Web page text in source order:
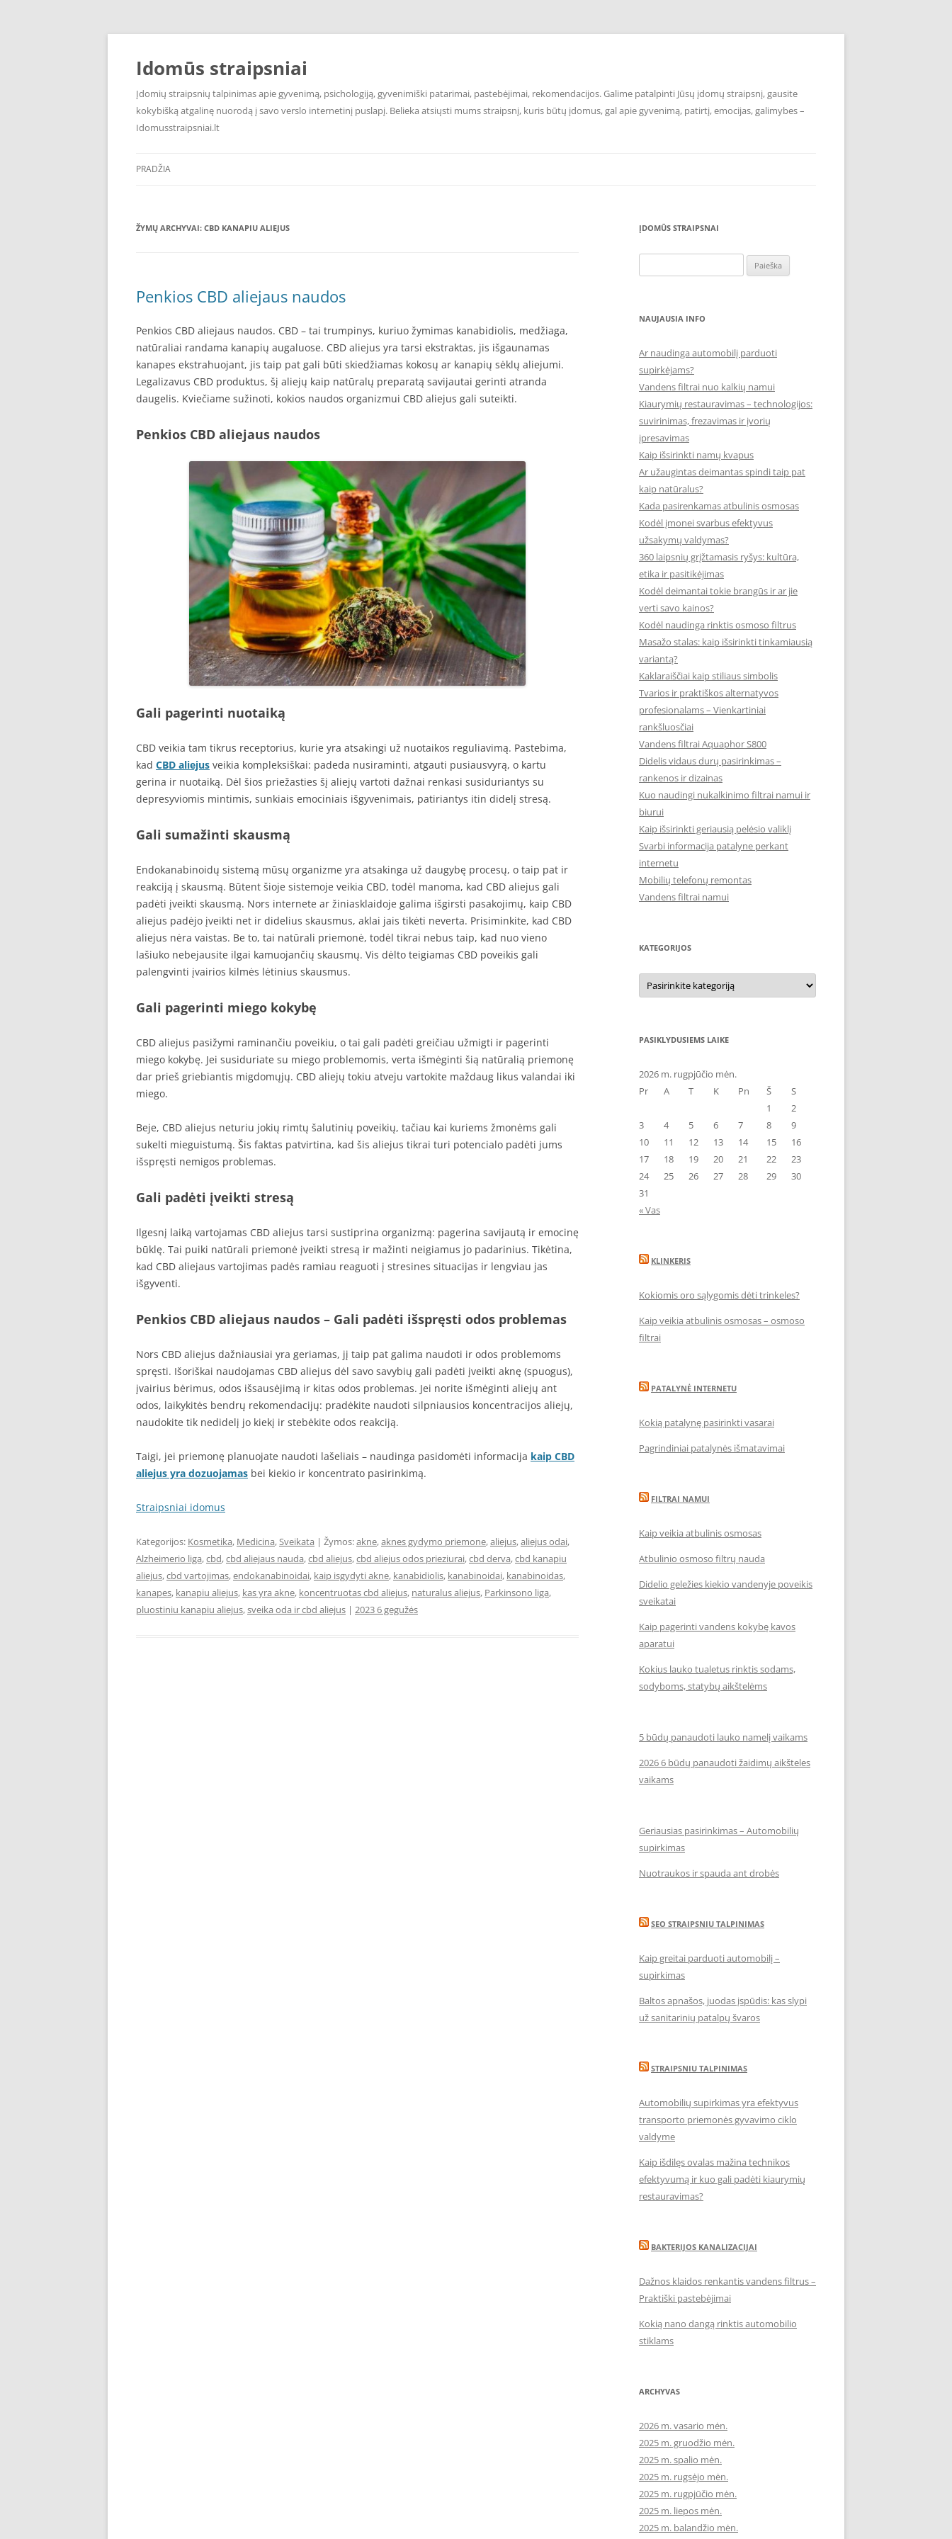
Pereiti
turinio
Idomūs straipsniai
Įdomių straipsnių talpinimas apie gyvenimą, psichologiją, gyvenimiški patarimai, pastebėjimai, rekomendacijos. Galime patalpinti Jūsų įdomų straipsnį, gausite
kokybišką atgalinę nuorodą į savo verslo internetinį puslapį. Belieka atsiųsti mums straipsnį, kuris būtų įdomus, gal apie gyvenimą, patirtį, emocijas, galimybes –
Idomusstraipsniai.lt
PRADŽIA
ŽYMŲ ARCHYVAI: CBD KANAPIU ALIEJUS
Penkios CBD aliejaus naudos
Penkios CBD aliejaus naudos. CBD – tai trumpinys, kuriuo žymimas kanabidiolis, medžiaga,
natūraliai randama kanapių augaluose. CBD aliejus yra tarsi ekstraktas, jis išgaunamas
kanapes ekstrahuojant, jis taip pat gali būti skiedžiamas kokosų ar kanapių sėklų aliejumi.
Legalizavus CBD produktus, šį aliejų kaip natūralų preparatą savijautai gerinti atranda
daugelis. Kviečiame sužinoti, kokios naudos organizmui CBD aliejus gali suteikti.
Penkios CBD aliejaus naudos
Gali pagerinti nuotaiką
CBD veikia tam tikrus receptorius, kurie yra atsakingi už nuotaikos reguliavimą. Pastebima,
kad CBD aliejus veikia kompleksiškai: padeda nusiraminti, atgauti pusiausvyrą, o kartu
gerina ir nuotaiką. Dėl šios priežasties šį aliejų vartoti dažnai renkasi susiduriantys su
depresyviomis mintimis, sunkiais emociniais išgyvenimais, patiriantys itin didelį stresą.
Gali sumažinti skausmą
Endokanabinoidų sistemą mūsų organizme yra atsakinga už daugybę procesų, o taip pat ir
reakciją į skausmą. Būtent šioje sistemoje veikia CBD, todėl manoma, kad CBD aliejus gali
padėti įveikti skausmą. Nors internete ar žiniasklaidoje galima išgirsti pasakojimų, kaip CBD
aliejus padėjo įveikti net ir didelius skausmus, aklai jais tikėti neverta. Prisiminkite, kad CBD
aliejus nėra vaistas. Be to, tai natūrali priemonė, todėl tikrai nebus taip, kad nuo vieno
lašiuko nebejausite ilgai kamuojančių skausmų. Vis dėlto teigiamas CBD poveikis gali
palengvinti įvairios kilmės lėtinius skausmus.
Gali pagerinti miego kokybę
CBD aliejus pasižymi raminančiu poveikiu, o tai gali padėti greičiau užmigti ir pagerinti
miego kokybę. Jei susiduriate su miego problemomis, verta išmėginti šią natūralią priemonę
dar prieš griebiantis migdomųjų. CBD aliejų tokiu atveju vartokite maždaug likus valandai iki
miego.
Beje, CBD aliejus neturiu jokių rimtų šalutinių poveikių, tačiau kai kuriems žmonėms gali
sukelti mieguistumą. Šis faktas patvirtina, kad šis aliejus tikrai turi potencialo padėti jums
išspręsti nemigos problemas.
Gali padėti įveikti stresą
Ilgesnį laiką vartojamas CBD aliejus tarsi sustiprina organizmą: pagerina savijautą ir emocinę
būklę. Tai puiki natūrali priemonė įveikti stresą ir mažinti neigiamus jo padarinius. Tikėtina,
kad CBD aliejaus vartojimas padės ramiau reaguoti į stresines situacijas ir lengviau jas
išgyventi.
Penkios CBD aliejaus naudos – Gali padėti išspręsti odos problemas
Nors CBD aliejus dažniausiai yra geriamas, jį taip pat galima naudoti ir odos problemoms
spręsti. Išoriškai naudojamas CBD aliejus dėl savo savybių gali padėti įveikti aknę (spuogus),
įvairius bėrimus, odos išsausėjimą ir kitas odos problemas. Jei norite išmėginti aliejų ant
odos, laikykitės bendrų rekomendacijų: pradėkite naudoti silpniausios koncentracijos aliejų,
naudokite tik nedidelį jo kiekį ir stebėkite odos reakciją.
Taigi, jei priemonę planuojate naudoti lašeliais – naudinga pasidomėti informacija kaip CBD
aliejus yra dozuojamas bei kiekio ir koncentrato pasirinkimą.
Straipsniai idomus
Kategorijos: Kosmetika, Medicina,Sveikata | Žymos:akne,aknes gydymo priemone,aliejus,aliejus odai,
Alzheimerio liga,cbd,cbd aliejaus nauda,cbd aliejus,cbd aliejus odos prieziurai,cbd derva,cbd kanapiu
aliejus,cbd vartojimas,endokanabinoidai, kaip isgydyti akne, kanabidiolis, kanabinoidai, kanabinoidas,
kanapes, kanapiu aliejus, kas yra akne, koncentruotas cbd aliejus, naturalus aliejus, Parkinsono liga,
pluostiniu kanapiu aliejus,sveika oda ir cbd aliejus | 2023 6 gegužės
ĮDOMŪS STRAIPSNAI
NAUJAUSIA INFO
Ar naudinga automobilį parduoti
supirkėjams?
Vandens filtrai nuo kalkių namui
Kiaurymių restauravimas – technologijos:
suvirinimas, frezavimas ir įvorių
įpresavimas
Kaip išsirinkti namų kvapus
Ar užaugintas deimantas spindi taip pat
kaip natūralus?
Kada pasirenkamas atbulinis osmosas
Kodėl įmonei svarbus efektyvus
užsakymų valdymas?
360 laipsnių grįžtamasis ryšys: kultūra,
etika ir pasitikėjimas
Kodėl deimantai tokie brangūs ir ar jie
verti savo kainos?
Kodėl naudinga rinktis osmoso filtrus
Masažo stalas: kaip išsirinkti tinkamiausią
variantą?
Kaklaraiščiai kaip stiliaus simbolis
Tvarios ir praktiškos alternatyvos
profesionalams – Vienkartiniai
rankšluosčiai
Vandens filtrai Aquaphor S800
Didelis vidaus durų pasirinkimas –
rankenos ir dizainas
Kuo naudingi nukalkinimo filtrai namui ir
biurui
Kaip išsirinkti geriausią pelėsio valiklį
Svarbi informacija patalyne perkant
internetu
Mobilių telefonų remontas
Vandens filtrai namui
KATEGORIJOS
Kategorijos
PASIKLYDUSIEMS LAIKE
2026 m. rugpjūčio mėn.
Pr
A T K Pn Š
S
1
2
3
4 5 6 7 8
9
10
11 12 13 14 15
16
17
18 19 20 21 22
23
24
25 26 27 28 29
30
31
« Vas
KLINKERIS
Kokiomis oro sąlygomis dėti trinkeles?
Kaip veikia atbulinis osmosas – osmoso
filtrai
PATALYNĖ INTERNETU
Kokią patalynę pasirinkti vasarai
Pagrindiniai patalynės išmatavimai
FILTRAI NAMUI
Kaip veikia atbulinis osmosas
Atbulinio osmoso filtrų nauda
Didelio geležies kiekio vandenyje poveikis
sveikatai
Kaip pagerinti vandens kokybę kavos
aparatui
Kokius lauko tualetus rinktis sodams,
sodyboms, statybų aikštelėms
5 būdų panaudoti lauko namelį vaikams
2026 6 būdų panaudoti žaidimų aikšteles
vaikams
Geriausias pasirinkimas – Automobilių
supirkimas
Nuotraukos ir spauda ant drobės
SEO STRAIPSNIU TALPINIMAS
Kaip greitai parduoti automobilį –
supirkimas
Baltos apnašos, juodas įspūdis: kas slypi
už sanitarinių patalpų švaros
STRAIPSNIU TALPINIMAS
Automobilių supirkimas yra efektyvus
transporto priemonės gyvavimo ciklo
valdyme
Kaip išdilęs ovalas mažina technikos
efektyvumą ir kuo gali padėti kiaurymių
restauravimas?
BAKTERIJOS KANALIZACIJAI
Dažnos klaidos renkantis vandens filtrus –
Praktiški pastebėjimai
Kokią nano dangą rinktis automobilio
stiklams
ARCHYVAS
2026 m. vasario mėn.
2025 m. gruodžio mėn.
2025 m. spalio mėn.
2025 m. rugsėjo mėn.
2025 m. rugpjūčio mėn.
2025 m. liepos mėn.
2025 m. balandžio mėn.